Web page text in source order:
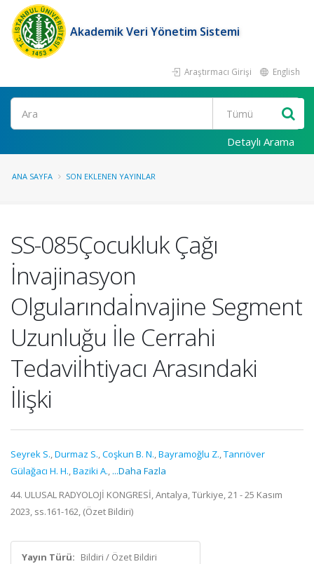
Akademik Veri Yönetim Sistemi
Araştırmacı Girişi English
Ara
Detaylı Arama
ANA SAYFA SON EKLENEN YAYINLAR
SS-085Çocukluk Çağı
İnvajinasyon
Olgularındaİnvajine Segment
Uzunluğu İle Cerrahi
Tedaviİhtiyacı Arasındaki
İlişki
Seyrek S.,Durmaz S.,Coşkun B. N.,Bayramoğlu Z.,Tanrıöver
Gülağacı H. H.,Baziki A., ...Daha Fazla
44. ULUSAL RADYOLOJİ KONGRESİ, Antalya, Türkiye, 21 - 25 Kasım
2023, ss.161-162, (Özet Bildiri)
Yayın Türü: Bildiri / Özet Bildiri